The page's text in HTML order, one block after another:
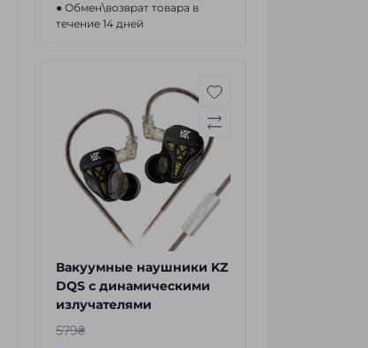
● Обмен\возврат товара в
течение 14 дней
Вакуумные наушники KZ
DQS с динамическими
излучателями
579₴